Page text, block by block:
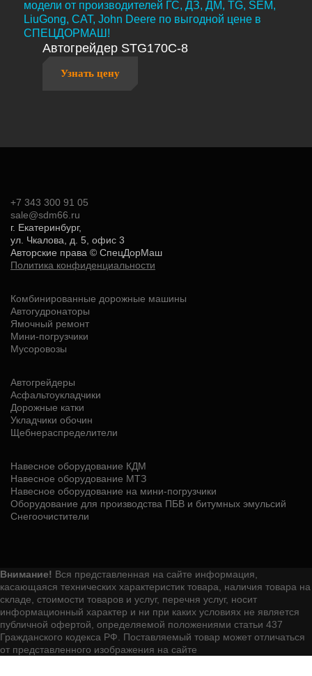
Автогрейдер STG170C-8
Узнать цену
+7 343 300 91 05
sale@sdm66.ru
г. Екатеринбург,
ул. Чкалова, д. 5, офис 3
Авторские права © СпецДорМаш
Политика конфиденциальности
Комбинированные дорожные машины
Автогудронаторы
Ямочный ремонт
Мини-погрузчики
Мусоровозы
Автогрейдеры
Асфальтоукладчики
Дорожные катки
Укладчики обочин
Щебнераспределители
Навесное оборудование КДМ
Навесное оборудование МТЗ
Навесное оборудование на мини-погрузчики
Оборудование для производства ПБВ и битумных эмульсий
Снегоочистители
Внимание! Вся представленная на сайте информация,
касающаяся технических характеристик товара, наличия товара на
складе, стоимости товаров и услуг, перечня услуг, носит
информационный характер и ни при каких условиях не является
публичной офертой, определяемой положениями статьи 437
Гражданского кодекса РФ. Поставляемый товар может отличаться
от представленного изображения на сайте